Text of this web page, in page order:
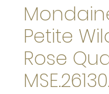
Petite
Rose